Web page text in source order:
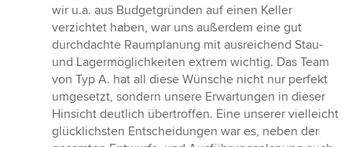
wir u.a. aus Budgetgründen auf einen Keller
verzichtet haben, war uns außerdem eine gut
durchdachte Raumplanung mit ausreichend Stau-
und Lagermöglichkeiten extrem wichtig. Das Team
von Typ A. hat all diese Wünsche nicht nur perfekt
umgesetzt, sondern unsere Erwartungen in dieser
Hinsicht deutlich übertroffen. Eine unserer vielleicht
glücklichsten Entscheidungen war es, neben der